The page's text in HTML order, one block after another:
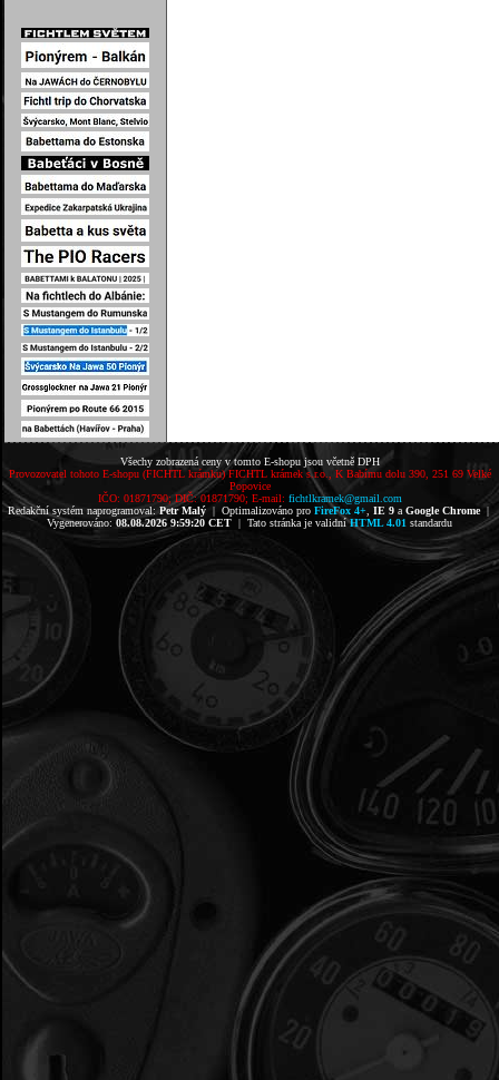
Všechy zobrazená ceny v tomto E-shopu jsou včetně DPH
Provozovatel tohoto E-shopu (FICHTL krámku) FICHTL krámek s.r.o., K Babímu dolu 390, 251 69 Velké
Popovice
IČO: 01871790; DIČ: 01871790; E-mail: fichtlkramek@gmail.com
Redakční systém naprogramoval:Petr Malý| Optimalizováno pro FireFox 4+, IE 9a Google Chrome|
Vygenerováno: 08.08.2026 9:59:20 CET | Tato stránka je validníHTML 4.01 standardu